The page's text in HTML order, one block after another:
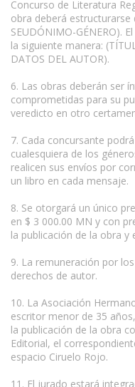
Concurso de Literatura
obra deberá estructurarse
SEUDÓNIMO-GÉNERO).
la siguiente manera:
DATOS DEL AUTOR).
6. Las obras deberán ser
comprometidas para su
veredicto en otro
7. Cada concursante
cualesquiera de los
realicen sus envíos por
un libro en cada mensaje.
8. Se otorgará un único
en $ 3 000.00 MN y con
la publicación de la obra
9. La remuneración por
derechos de autor.
10. La Asociación
escritor menor de 35
la publicación de la obra
Editorial, el
espacio Ciruelo Rojo.
11. El jurado estará